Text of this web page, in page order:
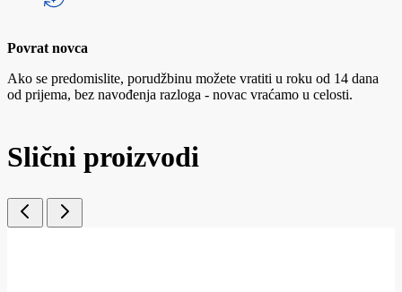
Povrat novca
Ako se predomislite, porudžbinu možete vratiti u roku od 14 dana
od prijema, bez navođenja razloga - novac vraćamo u celosti.
Slični proizvodi